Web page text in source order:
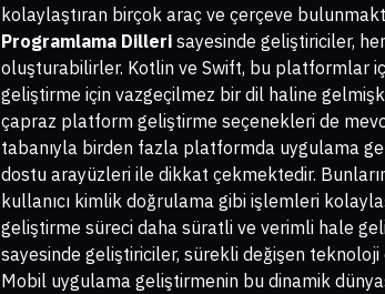
kolaylaştıran birçok araç ve çerçeve
Programlama Dilleri sayesinde geliştiriciler,
oluşturabilirler. Kotlin ve Swift, bu platformlar
geliştirme için vazgeçilmez bir dil haline
çapraz platform geliştirme seçenekleri de
tabanıyla birden fazla platformda uygulama
dostu arayüzleri ile dikkat çekmektedir.
kullanıcı kimlik doğrulama gibi işlemleri
geliştirme süreci daha süratli ve verimli hale
sayesinde geliştiriciler, sürekli değişen
Mobil uygulama geliştirmenin bu dinamik